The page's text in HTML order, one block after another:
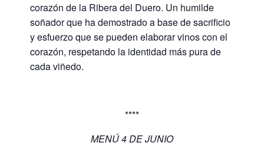
corazón de la Ribera del Duero. Un humilde
soñador que ha demostrado a base de sacrificio
y esfuerzo que se pueden elaborar vinos con el
corazón, respetando la identidad más pura de
cada viñedo.
****
MENÚ 4 DE JUNIO